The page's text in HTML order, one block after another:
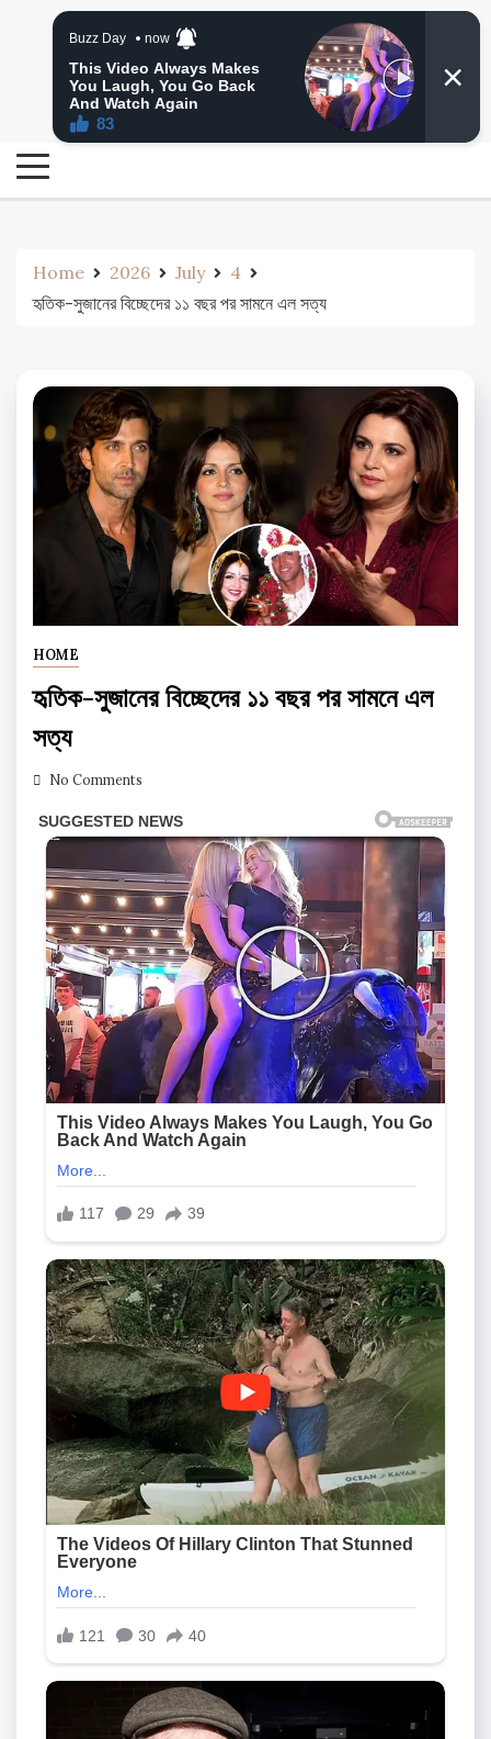
24 Ghanta Bangla News
24 Ghanta Bengali News
Home 2026 July
4
হৃতিক-সুজানের বিচ্ছেদের ১১ বছর পর সামনে এল সত্য
HOME
হৃতিক-সুজানের বিচ্ছেদের ১১ বছর পর সামনে এল
সত্য
No Comments